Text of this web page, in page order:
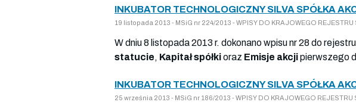
INKUBATOR TECHNOLOGICZNY SILVA SPÓŁKA
19 listopada 2013 - MSiG nr 224/2013 - WPISY DO KRAJOWEGO
W dniu 8 listopada 2013 r. dokonano wpisu nr 28 do
statucie, Kapitał spółkioraz Emisje akcjipierwszego
INKUBATOR TECHNOLOGICZNY SILVA SPÓŁKA
25 września 2013 - MSiG nr 186/2013 - WPISY DO KRAJOWEGO